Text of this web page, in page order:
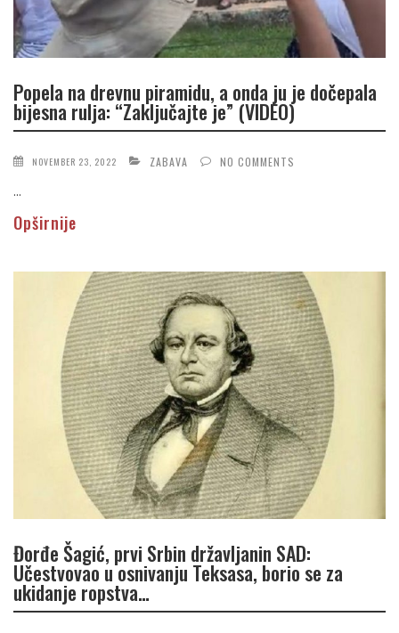
Popela na drevnu piramidu, a onda ju je dočepala
bijesna rulja: “Zaključajte je” (VIDEO)
NOVEMBER 23, 2022 ZABAVA NO COMMENTS
...
Opširnije
Đorđe Šagić, prvi Srbin državljanin SAD:
Učestvovao u osnivanju Teksasa, borio se za
ukidanje ropstva…